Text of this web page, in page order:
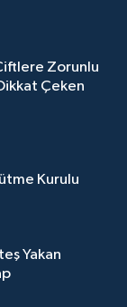
Zorunlu
Çeken
Kurulu
Yakan